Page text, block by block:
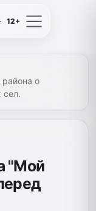
12+
о
сел.
"Мой